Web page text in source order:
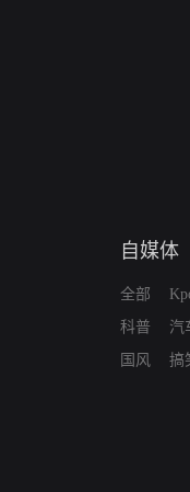
自媒体
全部
科普
国风
汽
搞